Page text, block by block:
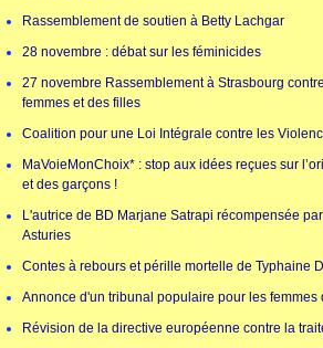
Rassemblement de soutien à Betty Lachgar
28 novembre : débat sur les féminicides
27 novembre Rassemblement à Strasbourg
femmes et des filles
Coalition pour une Loi Intégrale contre les
MaVoieMonChoix* : stop aux idées reçues sur
et des garçons !
L'autrice de BD Marjane Satrapi récompensée
Asturies
Contes à rebours et pérille mortelle de Typhaine
Annonce d'un tribunal populaire pour les femmes
Révision de la directive européenne contre la